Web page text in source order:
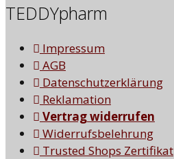
TEDDYpharm
Impressum
AGB
Datenschutzerklärung
Reklamation
Vertrag widerrufen
Widerrufsbelehrung
Trusted Shops Zertifikat